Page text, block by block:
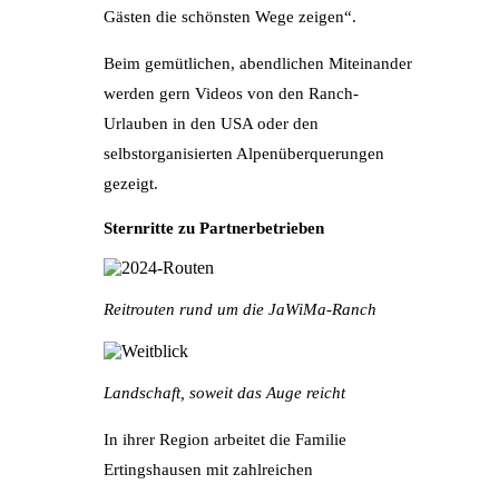
Gästen die schönsten Wege zeigen“.
Beim gemütlichen, abendlichen Miteinander
werden gern Videos von den Ranch-
Urlauben in den USA oder den
selbstorganisierten Alpenüberquerungen
gezeigt.
Sternritte zu Partnerbetrieben
Reitrouten rund um die JaWiMa-Ranch
Landschaft, soweit das Auge reicht
In ihrer Region arbeitet die Familie
Ertingshausen mit zahlreichen